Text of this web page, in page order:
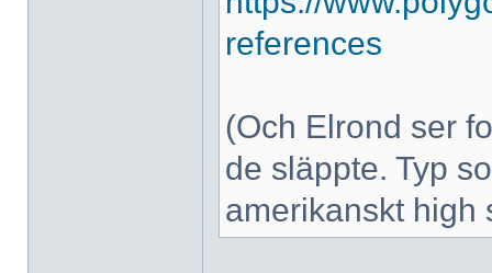
references
(Och Elrond ser
de släppte. Typ
amerikanskt high